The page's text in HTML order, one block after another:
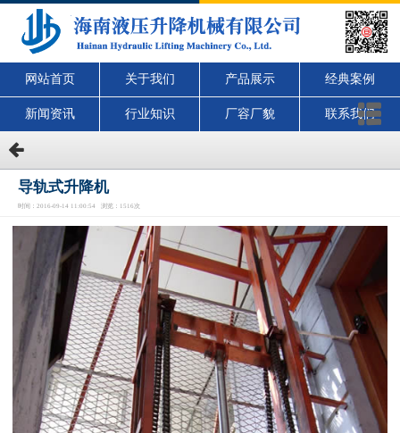
网站首页 关于我们 产品展示 经典案例
新闻资讯 行业知识 厂容厂貌 联系我们
导轨式升降机
时间：2016-09-14 11:00:54 浏览：1516次